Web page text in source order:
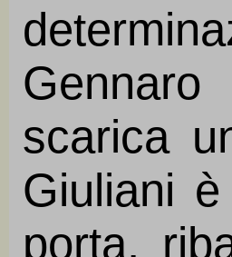
scarica
Giuliani
porta,